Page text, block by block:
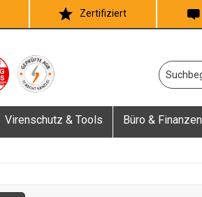
Zertifiziert
Virenschutz & Tools Büro & Finanzen